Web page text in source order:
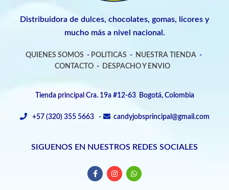
Distribuidora de dulces, chocolates, gomas, licores y
mucho más a nivel nacional.
QUIENES SOMOS - POLITICAS - NUESTRA TIENDA -
CONTACTO- DESPACHO Y ENVIO
Tienda principal Cra. 19a #12-63 Bogotá, Colombia
+57 (320) 355 5663 - candyjobsprincipal@gmail.com
SIGUENOS EN NUESTROS REDES SOCIALES